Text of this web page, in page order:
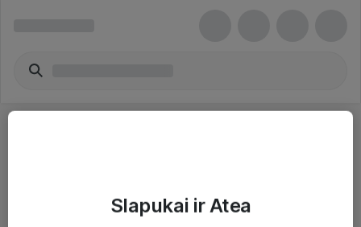
Slapukai ir Atea